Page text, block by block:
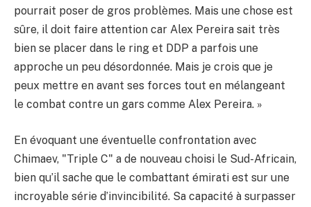
pourrait poser de gros problèmes. Mais une chose est
sûre, il doit faire attention car Alex Pereira sait très
bien se placer dans le ring et DDP a parfois une
approche un peu désordonnée. Mais je crois que je
peux mettre en avant ses forces tout en mélangeant
le combat contre un gars comme Alex Pereira. »
En évoquant une éventuelle confrontation avec
Chimaev, "Triple C" a de nouveau choisi le Sud-Africain,
bien qu’il sache que le combattant émirati est sur une
incroyable série d’invincibilité. Sa capacité à surpasser